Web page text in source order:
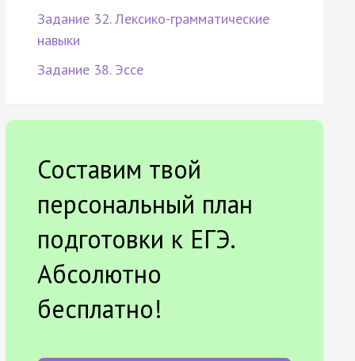
Задание 32. Лексико-грамматические
навыки
Задание 38. Эссе
Составим твой
персональный план
подготовки к ЕГЭ.
Абсолютно
бесплатно!